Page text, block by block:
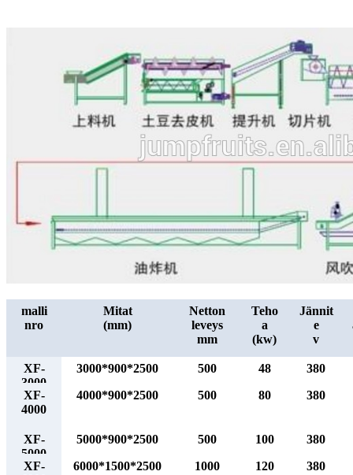
malli
nro
Mitat
(mm)
Netton
leveys
mm
Teho
a
(kw)
Jännit
e
v
XF-
3000
3000*900*2500 500 48
380
XF-
4000
4000*900*2500 500 80 380
XF-
5000
5000*900*2500 500 100
380
XF-
6000*1500*2500 1000 120
380